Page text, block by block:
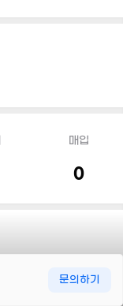
매입
0
문의하기